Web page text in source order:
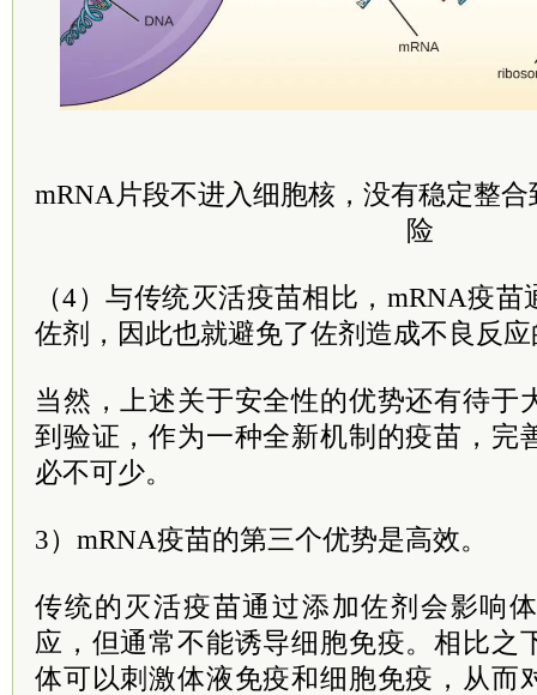
mRNA片段不进入细胞核，没有稳定整
险
（4）与传统灭活疫苗相比，mRNA疫
佐剂，因此也就避免了佐剂造成不良反
当然，上述关于安全性的优势还有待于
到验证，作为一种全新机制的疫苗，完
必不可少。
3）mRNA疫苗的第三个优势是高效。
传统的灭活疫苗通过添加佐剂会影响
应，但通常不能诱导细胞免疫。相比之
体可以刺激体液免疫和细胞免疫，从而